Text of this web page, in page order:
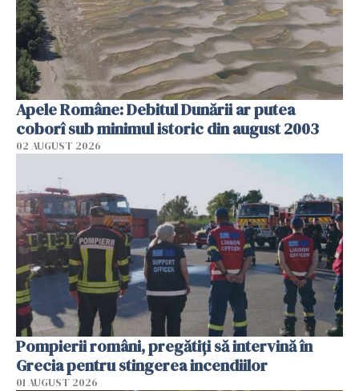
Apele Române: Debitul Dunării ar putea
coborî sub minimul istoric din august 2003
02 AUGUST 2026
Pompierii români, pregătiţi să intervină în
Grecia pentru stingerea incendiilor
01 AUGUST 2026